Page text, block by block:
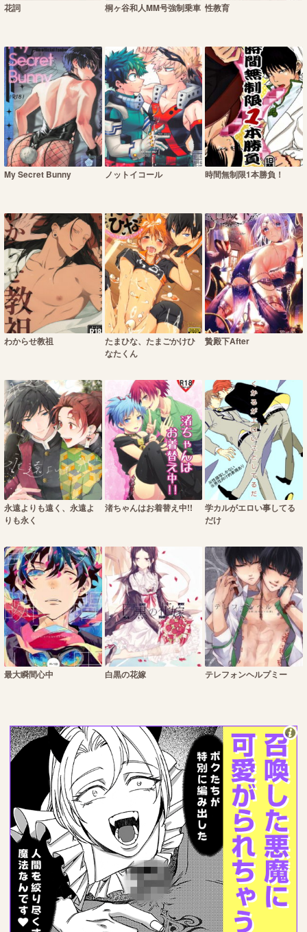
花詞 桐ヶ谷和人MM号強制乗車 性教育
My Secret Bunny ノットイコール 時間無制限1本勝負！
わからせ教祖
たまひな、たまごかけひ
なたくん
贄殿下After
永遠よりも遠く、永遠よ
りも永く
渚ちゃんはお着替え中!!
学カルがエロい事してる
だけ
最大瞬間心中 白黒の花嫁 テレフォンヘルプミー